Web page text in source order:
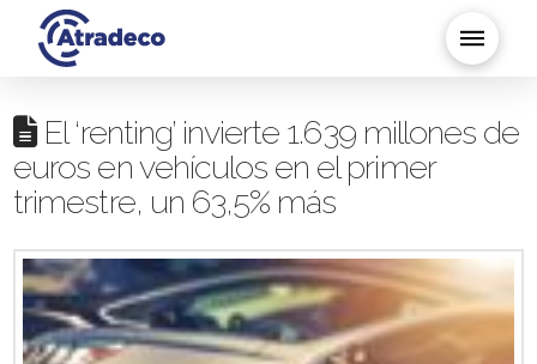
El ‘renting’ invierte 1.639 millones de
euros en vehículos en el primer
trimestre, un 63,5% más